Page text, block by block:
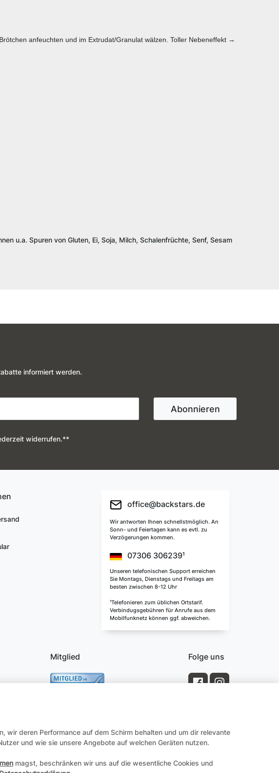
anfeuchten und im Extrudat/Granulat wälzen. Toller Nebeneffekt →
u.a. Spuren von Gluten, Ei, Soja, Milch, Schalenfrüchte, Senf, Sesam
informiert werden.
Abonnieren
widerrufen.**
office@backstars.de
Wir antworten Ihnen schnellstmöglich. An
Sonn- und Feiertagen kann es evtl. zu
Verzögerungen kommen.
07306 306239¹
Unseren telefonischen Support erreichen
Sie Montags, Dienstags und Freitags am
besten zwischen 8-12 Uhr
¹Telefonieren zum üblichen Ortstarif.
Verbindugsgebühren für Anrufe aus dem
Mobilfunknetz können ggf. abweichen.
Mitglied Folge uns
AGB Impressum
wir deren Performance auf dem Schirm behalten und um dir relevante
und wie sie unsere Angebote auf welchen Geräten nutzen.
magst, beschränken wir uns auf die wesentliche Cookies und